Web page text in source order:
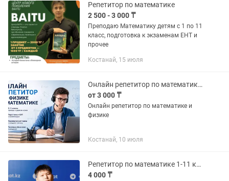
Репетитор по математике
2 500 - 3 000 ₸
Преподаю Математику детям с 1 по 11
класс, подготовка к экзаменам ЕНТ и
прочее
Костанай, 15 июля
Онлайн репетитор по математике и физике
от 3 000 ₸
Онлайн репетитор по математике и
физике
Костанай, 10 июля
Репетитор по математике 1-11 классы Алгебра, Геометрия, Мат.грам
4 000 ₸